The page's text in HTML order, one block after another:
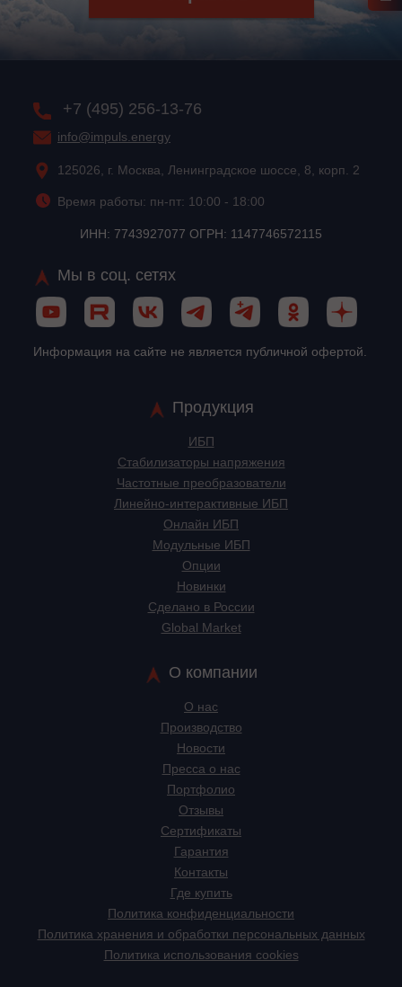
+7 (495) 256-13-76
info@impuls.energy
125026, г. Москва, Ленинградское шоссе, 8, корп. 2
Время работы: пн-пт: 10:00 - 18:00
ИНН: 7743927077 ОГРН: 1147746572115
Мы в соц. сетях
Информация на сайте не является публичной офертой.
Продукция
ИБП
Стабилизаторы напряжения
Частотные преобразователи
Линейно-интерактивные ИБП
Онлайн ИБП
Модульные ИБП
Опции
Новинки
Сделано в России
Global Market
О компании
О нас
Производство
Новости
Пресса о нас
Портфолио
Отзывы
Сертификаты
Гарантия
Контакты
Где купить
Политика конфиденциальности
Политика хранения и обработки персональных данных
Политика использования cookies